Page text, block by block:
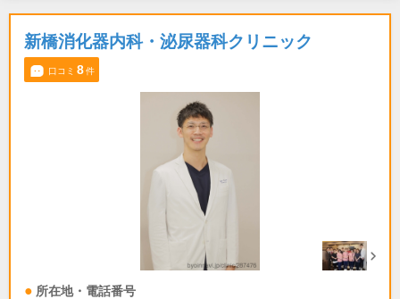
新橋消化器内科・泌尿器科クリニック
口コミ 8件
所在地・電話番号